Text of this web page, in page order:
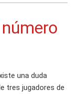
una duda
tres jugadores de